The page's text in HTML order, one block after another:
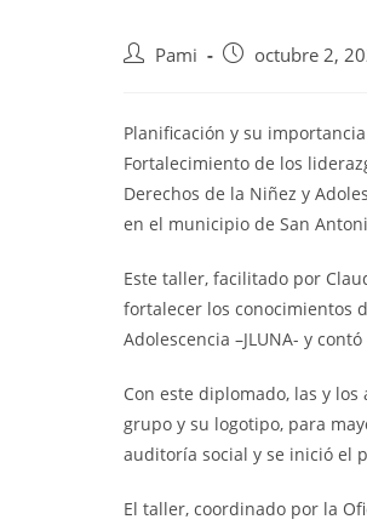
Pami octubre 2,
Planificación y su
Fortalecimiento de los
Derechos de la Niñez y
en el municipio de San
Este taller, facilitado por
fortalecer los conocimientos
Adolescencia –JLUNA- y
Con este diplomado, las y
grupo y su logotipo, para
auditoría social y se inició el
El taller, coordinado por la